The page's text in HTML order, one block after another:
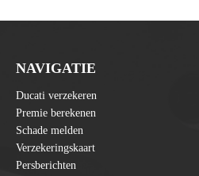
NAVIGATIE
Ducati verzekeren
Premie berekenen
Schade melden
Verzekeringskaart
Persberichten